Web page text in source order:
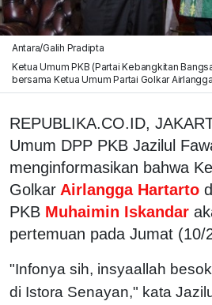
Antara/Galih Pradipta
Ketua Umum PKB (Partai Kebangkitan
bersama Ketua Umum Partai Golkar
REPUBLIKA.CO.ID,
Umum DPP PKB Jazilul
menginformasikan bahwa
Golkar Airlangga Hartarto
PKB Muhaimin Iskandar
pertemuan pada Jumat (10/
"Infonya sih, insyaallah
di Istora Senayan," kata